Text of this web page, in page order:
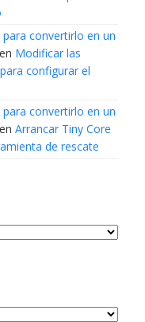
convertirlo en un
Modificar las
configurar el
convertirlo en un
Arrancar Tiny Core
de rescate